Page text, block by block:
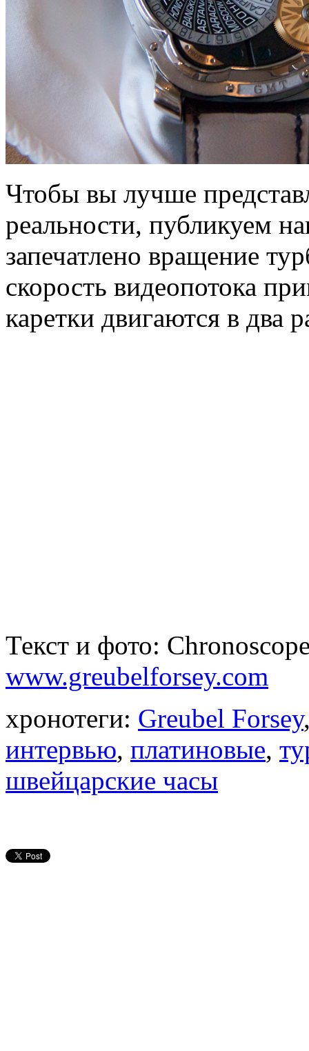
Чтобы вы лучше
реальности, публикуем
запечатлено вращение
скорость видеопотока
каретки двигаются в два
Текст и фото:
www.greubelforsey.com
хронотеги: Greubel Forsey
интервью, платиновые,
швейцарские часы